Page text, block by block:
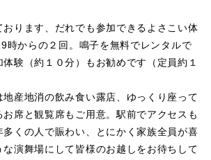
ります、だれでも参加できるよさこい体
時からの２回。鳴子を無料でレンタルで
験（約１０分）もお勧めです（定員約１
産地消の飲み食い露店、ゆっくり座って
席と観覧席もご用意。駅前でアクセスも
くの人で賑わい、とにかく家族全員が喜
な演舞場にして皆様のお越しをお待ちして